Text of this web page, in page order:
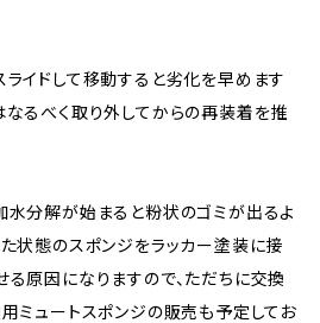
イドして移動すると劣化を早めます
なるべく取り外してからの再装着を推
分解が始まると粉状のゴミが出るよ
状態のスポンジをラッカー塗装に接
原因になりますので、ただちに交換
ミュートスポンジの販売も予定してお